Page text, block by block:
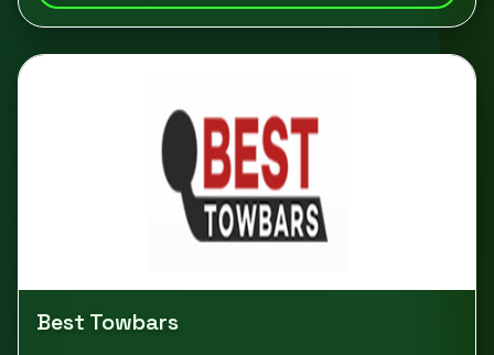
Best Towbars